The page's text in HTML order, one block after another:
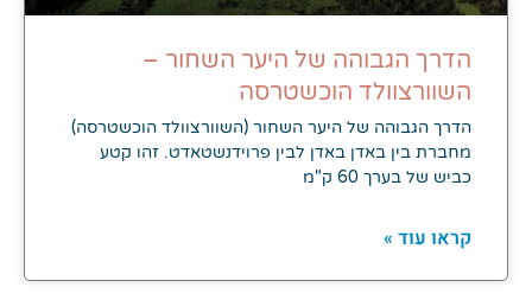
הדרך הגבוהה של היער השחור –
השוורצוולד הוכשטרסה
הדרך הגבוהה של היער השחור (השוורצוולד הוכשטרסה)
מחברת בין באדן באדן לבין פרוידנשטאדט. זהו קטע
כביש של בערך 60 ק"מ
קראו עוד »